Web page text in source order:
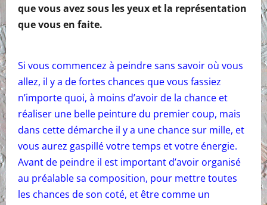
que vous avez sous les yeux et la représentation
que vous en faite.
Si vous commencez à peindre sans savoir où vous
allez, il y a de fortes chances que vous fassiez
n’importe quoi, à moins d’avoir de la chance et
réaliser une belle peinture du premier coup, mais
dans cette démarche il y a une chance sur mille, et
vous aurez gaspillé votre temps et votre énergie.
Avant de peindre il est important d’avoir organisé
au préalable sa composition, pour mettre toutes
les chances de son coté, et être comme un